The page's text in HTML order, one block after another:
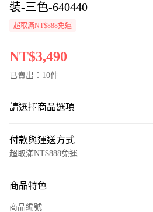
裝-三色-640440
超取滿NT$888免運
NT$3,490
已賣出：10件
請選擇商品選項
付款與運送方式
超取滿NT$888免運
信用卡一次付款
商品特色
商品編號